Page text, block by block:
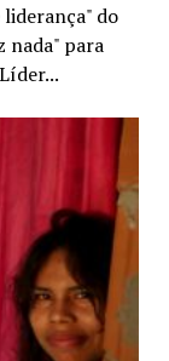
do
nada" para